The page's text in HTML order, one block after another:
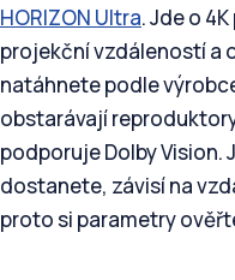
HORIZON Ultra. Jde o
projekční vzdáleností a
natáhnete podle
obstarávají
podporuje Dolby Vision.
dostanete, závisí na
proto si parametry